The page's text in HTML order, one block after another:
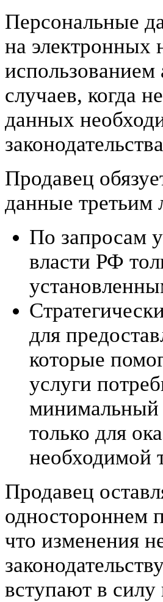
Персональные
на электронных
случаев, когда
данных
Продавец
данные третьим
По запросам
власти РФ
для
которые
услуги
минимальный
только для
необходимой
Продавец
одностороннем
что изменения
вступают в